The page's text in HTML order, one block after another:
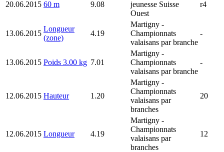
20.06.2015 60 m 9.08
jeunesse Suisse
Ouest
r4
13.06.2015
Longueur
(zone)
4.19
Martigny -
Championnats
valaisans par branche
-
13.06.2015 Poids 3.00 kg 7.01
Martigny -
Championnats
valaisans par branche
-
12.06.2015 Hauteur 1.20
Martigny -
Championnats
valaisans par
branches
20
12.06.2015 Longueur 4.19
Martigny -
Championnats
valaisans par
branches
12